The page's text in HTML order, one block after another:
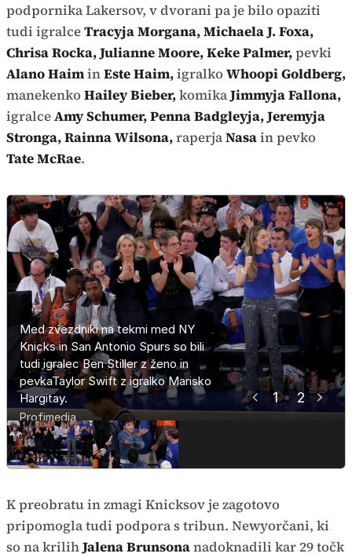
podpornika Lakersov, v dvorani pa je bilo opaziti
tudi igralceTracyja Morgana, Michaela J. Foxa,
Chrisa Rocka, Julianne Moore, Keke Palmer,pevki
Alano HaiminEste Haim,igralkoWhoopi Goldberg,
manekenkoHailey Bieber,komikaJimmyja Fallona,
igralceAmy Schumer, Penna Badgleyja, Jeremyja
Stronga, Rainna Wilsona,raperjaNasain pevko
Tate McRae.
1 2
Med zvezdniki na tekmi med NY
Knicks in San Antonio Spurs so bili
tudi igralec Ben Stiller z ženo in
pevkaTaylor Swift z igralko Marisko
Hargitay.
Profimedia
Hollywoodski igralec Timothee
Chalamet, ki je znan po franšizi
Dune.
Profimedia
K preobratu in zmagi Knicksov je zagotovo
pripomogla tudi podpora s tribun. Newyorčani, ki
so na krilihJalena Brunsonanadoknadili kar 29 točk